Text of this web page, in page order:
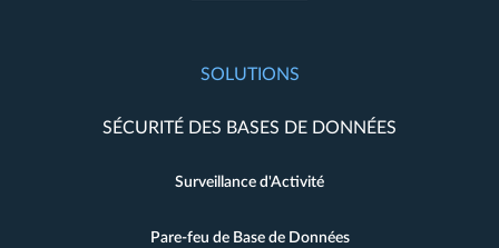
SOLUTIONS
SÉCURITÉ DES BASES DE DONNÉES
Surveillance d'Activité
Pare-feu de Base de Données